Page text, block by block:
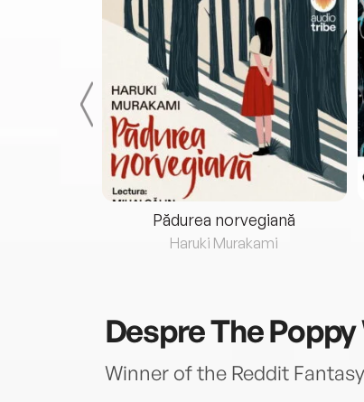
Pădurea norvegiană
Haruki Murakami
DespreThe Poppy
Winner of the Reddit